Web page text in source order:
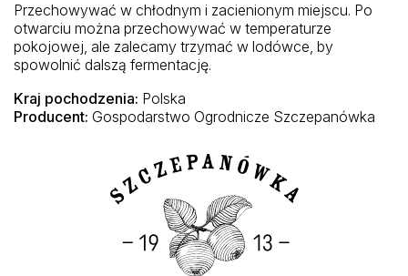
Przechowywać w chłodnym i zacienionym miejscu. Po
otwarciu można przechowywać w temperaturze
pokojowej, ale zalecamy trzymać w lodówce, by
spowolnić dalszą fermentację.
Kraj pochodzenia: Polska
Producent: Gospodarstwo Ogrodnicze Szczepanówka